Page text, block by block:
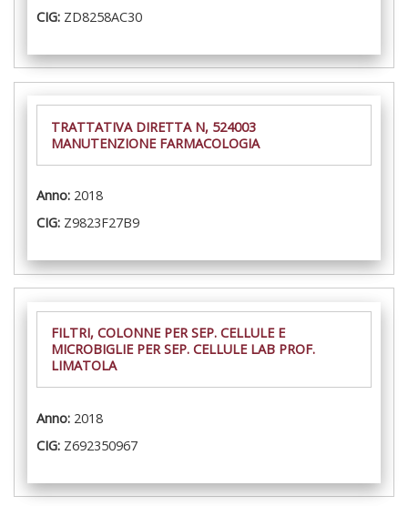
CIG: ZD8258AC30
TRATTATIVA DIRETTA N, 524003
MANUTENZIONE FARMACOLOGIA
Anno: 2018
CIG: Z9823F27B9
FILTRI, COLONNE PER SEP. CELLULE E
MICROBIGLIE PER SEP. CELLULE LAB PROF.
LIMATOLA
Anno: 2018
CIG: Z692350967